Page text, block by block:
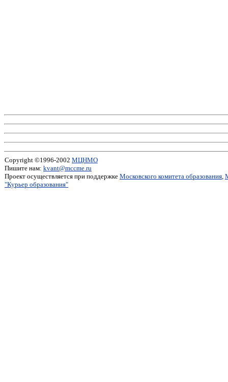
Copyright ©1996-2002 МЦНМО
Пишите нам: kvant@mccme.ru
Проект осуществляется при поддержке Московского комитета образования,
"Курьер образования"